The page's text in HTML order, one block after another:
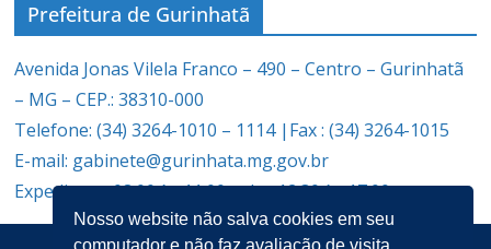
Prefeitura de Gurinhatã
Avenida Jonas Vilela Franco – 490 – Centro – Gurinhatã
– MG – CEP.: 38310-000
Telefone: (34) 3264-1010 – 1114 |Fax : (34) 3264-1015
E-mail: gabinete@gurinhata.mg.gov.br
Expediente: 08:00 às 11:00 e das 12:30 às 17:00
Nosso website não salva cookies em seu